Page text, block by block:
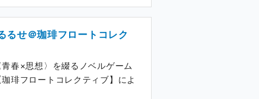
るせ＠珈琲フロートコレク
春×思想〉を綴るノベルゲーム
琲フロートコレクティブ】によ